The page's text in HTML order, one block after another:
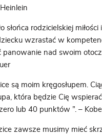
słońca rodzicielskiej
wzrastać w
nad swoim
są moim kręgosłupem.
która będzie Cię
lub 40 punktów ”. –
zawsze musimy mieć